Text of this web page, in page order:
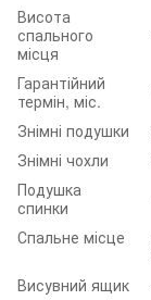
Висота
спального
місця
Гарантійний
термін, міс.
Знімні подушки
Знімні чохли
Подушка
спинки
Спальне місце
Висувний ящик